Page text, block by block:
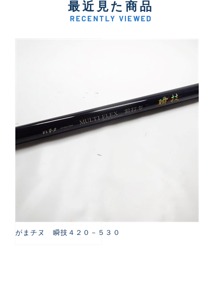
最近見た商品
RECENTLY VIEWED
がまチヌ 瞬技４２０－５３０